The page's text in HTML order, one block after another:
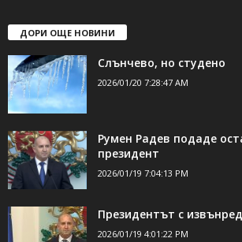
ДОРИ ОЩЕ НОВИНИ
Слънчево, но студено
2026/01/20 7:28:47 AM
Румен Радев подаде
президент
2026/01/19 7:04:13 PM
Президентът с
2026/01/19 4:01:22 PM